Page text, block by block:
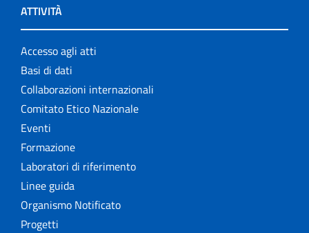
ATTIVITÀ
Accesso agli atti
Basi di dati
Collaborazioni internazionali
Comitato Etico Nazionale
Eventi
Formazione
Laboratori di riferimento
Linee guida
Organismo Notificato
Progetti